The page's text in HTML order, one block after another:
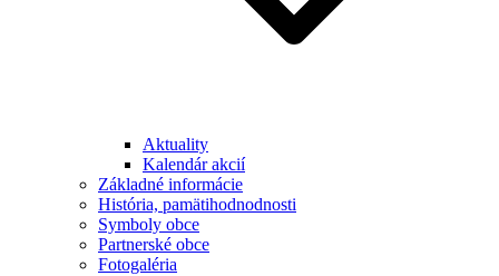
Aktuality
Kalendár akcií
Základné informácie
História, pamätihodnodnosti
Symboly obce
Partnerské obce
Fotogaléria